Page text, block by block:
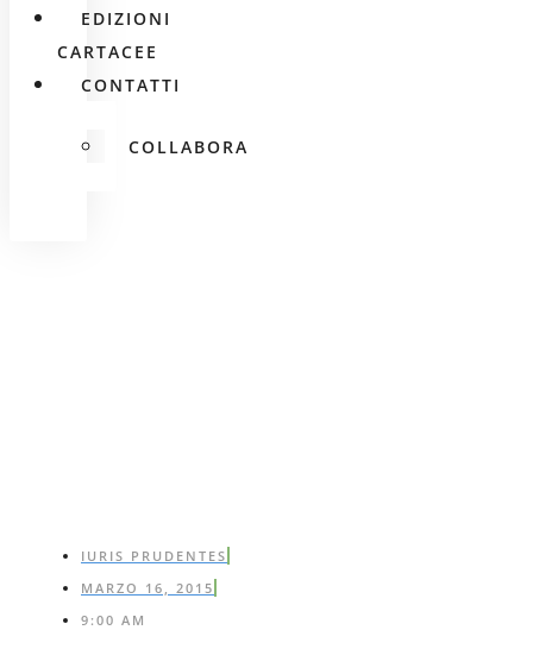
EDIZIONI
CARTACEE
CONTATTI
COLLABORA
IURIS PRUDENTES
MARZO 16, 2015
9:00 AM